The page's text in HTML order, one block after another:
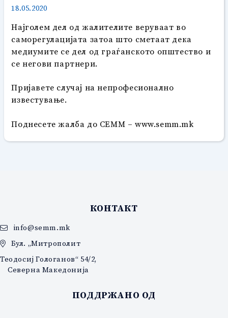
18.05.2020
Најголем дел од жалителите веруваат во
саморегулацијата затоа што сметаат дека
медиумите се дел од граѓанското општество и
се негови партнери.
Пријавете случај на непрофесионално
известување.
Поднесете жалба до СЕММ –www.semm.mk
КОНТАКТ
info@semm.mk
Бул. „Митрополит
Теодосиј Гологанов“ 54/2,
Северна Македонија
ПОДДРЖАНО ОД